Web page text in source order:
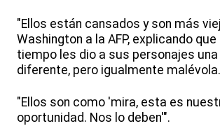
"Ellos están cansados y son más
Washington a la AFP, explicando que
tiempo les dio a sus personajes
diferente, pero igualmente malévola.
"Ellos son como 'mira, esta es
oportunidad. Nos lo deben'".